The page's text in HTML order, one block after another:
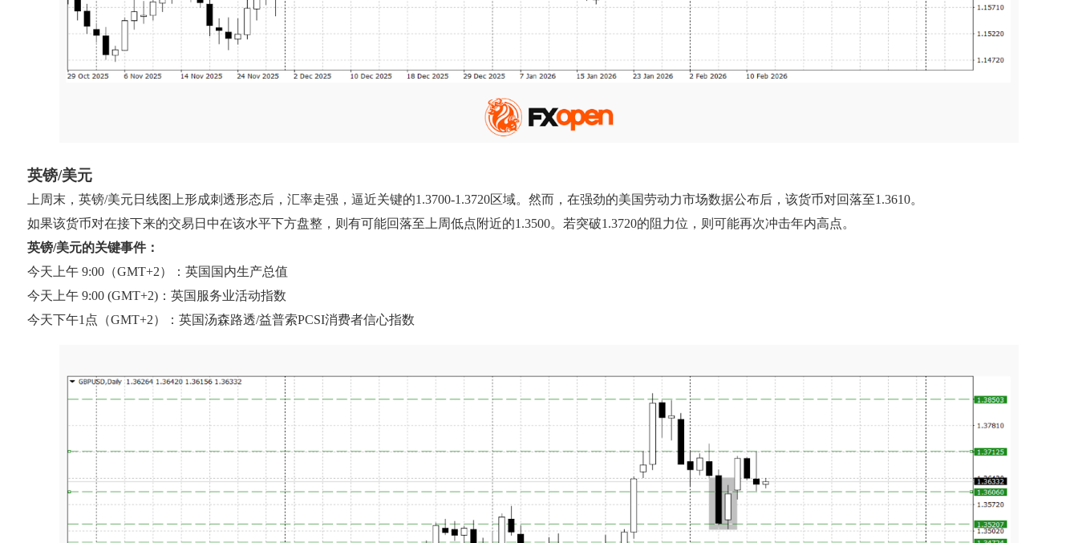
英镑/美元
上周末，英镑/美元日线图上形成刺透形态后，汇率走强，逼近关键的1.3700-1.3720区域。然而，在强劲的美国劳动力市场数据公布后，该货币对回落至1.3610。
如果该货币对在接下来的交易日中在该水平下方盘整，则有可能回落至上周低点附近的1.3500。若突破1.3720的阻力位，则可能再次冲击年内高点。
英镑/美元的关键事件：
今天上午 9:00（GMT+2）：英国国内生产总值
今天上午 9:00 (GMT+2)：英国服务业活动指数
今天下午1点（GMT+2）：英国汤森路透/益普索PCSI消费者信心指数